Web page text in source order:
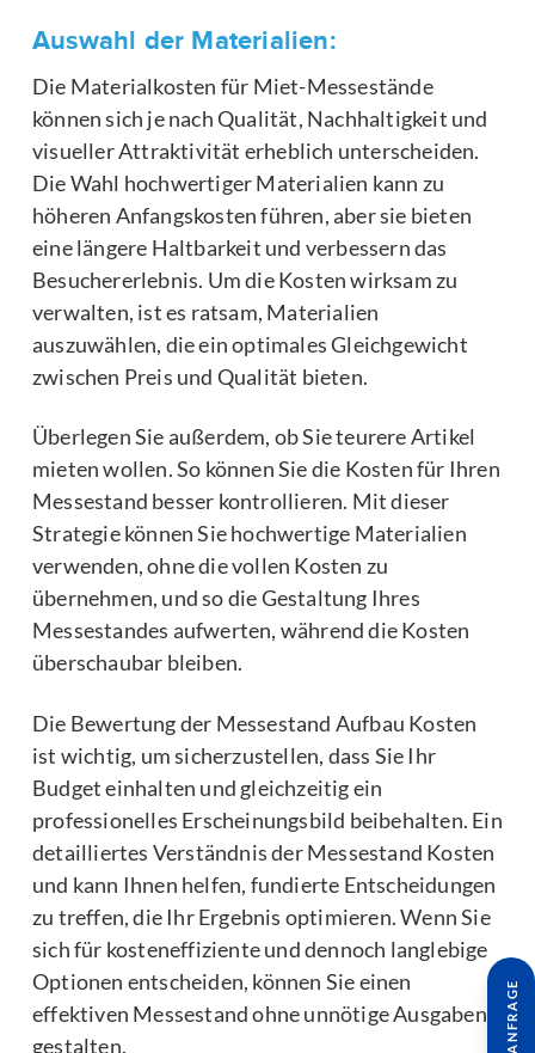
Auswahl der Materialien:
Die Materialkosten für Miet-Messestände
können sich je nach Qualität, Nachhaltigkeit und
visueller Attraktivität erheblich unterscheiden.
Die Wahl hochwertiger Materialien kann zu
höheren Anfangskosten führen, aber sie bieten
eine längere Haltbarkeit und verbessern das
Besuchererlebnis. Um die Kosten wirksam zu
verwalten, ist es ratsam, Materialien
auszuwählen, die ein optimales Gleichgewicht
zwischen Preis und Qualität bieten.
Überlegen Sie außerdem, ob Sie teurere Artikel
mieten wollen. So können Sie die Kosten für Ihren
Messestand besser kontrollieren. Mit dieser
Strategie können Sie hochwertige Materialien
verwenden, ohne die vollen Kosten zu
übernehmen, und so die Gestaltung Ihres
Messestandes aufwerten, während die Kosten
überschaubar bleiben.
Die Bewertung der Messestand Aufbau Kosten
ist wichtig, um sicherzustellen, dass Sie Ihr
Budget einhalten und gleichzeitig ein
professionelles Erscheinungsbild beibehalten. Ein
detailliertes Verständnis der Messestand Kosten
und kann Ihnen helfen, fundierte Entscheidungen
zu treffen, die Ihr Ergebnis optimieren. Wenn Sie
sich für kosteneffiziente und dennoch langlebige
Optionen entscheiden, können Sie einen
effektiven Messestand ohne unnötige Ausgaben
gestalten.